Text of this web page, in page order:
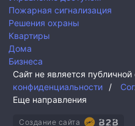
Пожарная сигнализация
Решения охраны
Квартиры
Дома
Бизнеса
Сайт не является публичной
конфиденциальности
/
Еще направления
Создание сайта